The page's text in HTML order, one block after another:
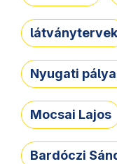
látványtervek
Nyugati
Mocsai Lajos
Bardóczi